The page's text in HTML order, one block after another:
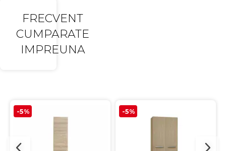
FRECVENT
CUMPARATE
IMPREUNA
-5% -5%